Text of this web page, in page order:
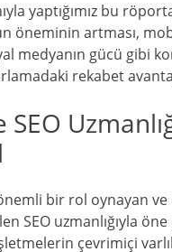
yaptığımız bu
öneminin artması,
medyanın gücü gibi
rekabet
bir rol oynayan
SEO uzmanlığıyla
çevrimiçi